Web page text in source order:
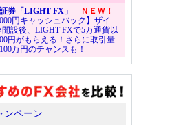
券「LIGHT FX」
ＮＥＷ！
円キャッシュバック】ザイ
設後、LIGHT FXで5万通貨以
円がもらえる！さらに取引量
万円のチャンスも！
ンペーン